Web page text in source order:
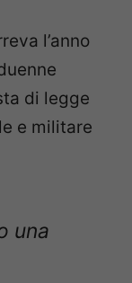
l’anno
di legge
e militare
una